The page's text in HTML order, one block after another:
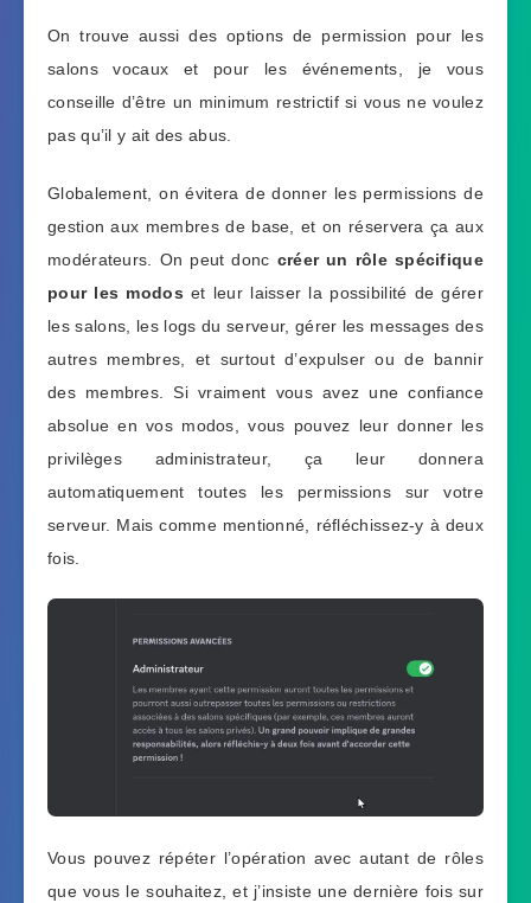
On trouve aussi des options de permission pour les
salons vocaux et pour les événements, je vous
conseille d’être un minimum restrictif si vous ne voulez
pas qu’il y ait des abus.
Globalement, on évitera de donner les permissions de
gestion aux membres de base, et on réservera ça aux
modérateurs. On peut donc créer un rôle spécifique
pour les modos et leur laisser la possibilité de gérer
les salons, les logs du serveur, gérer les messages des
autres membres, et surtout d’expulser ou de bannir
des membres. Si vraiment vous avez une confiance
absolue en vos modos, vous pouvez leur donner les
privilèges administrateur, ça leur donnera
automatiquement toutes les permissions sur votre
serveur. Mais comme mentionné, réfléchissez-y à deux
fois.
Vous pouvez répéter l’opération avec autant de rôles
que vous le souhaitez, et j’insiste une dernière fois sur